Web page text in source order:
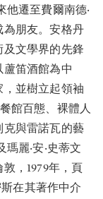
他遷至費爾南德‧
朋友。安格丹
文學界的先鋒
笛酒館為中
並樹立起領袖
館百態、裸體人
與雷諾瓦的藝
麗‧安‧史蒂文
，1979年，頁
在其著作中介